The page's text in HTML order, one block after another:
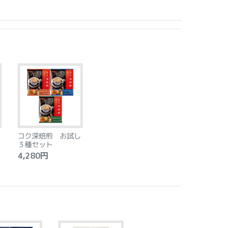
コク深焙煎 お試し
３種セット
4,280円